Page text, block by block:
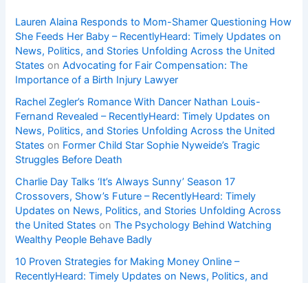
Lauren Alaina Responds to Mom-Shamer Questioning How
She Feeds Her Baby – RecentlyHeard: Timely Updates on
News, Politics, and Stories Unfolding Across the United
States onAdvocating for Fair Compensation: The
Importance of a Birth Injury Lawyer
Rachel Zegler’s Romance With Dancer Nathan Louis-
Fernand Revealed – RecentlyHeard: Timely Updates on
News, Politics, and Stories Unfolding Across the United
States on Former Child Star Sophie Nyweide’s Tragic
Struggles Before Death
Charlie Day Talks ‘It’s Always Sunny’ Season 17
Crossovers, Show’s Future – RecentlyHeard: Timely
Updates on News, Politics, and Stories Unfolding Across
the United States onThe Psychology Behind Watching
Wealthy People Behave Badly
10 Proven Strategies for Making Money Online –
RecentlyHeard: Timely Updates on News, Politics, and